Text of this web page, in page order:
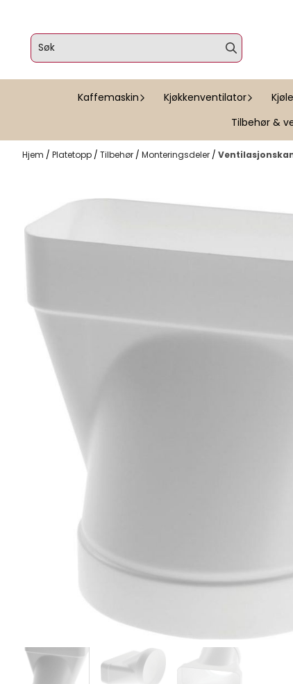
Kaffemaskin Kjøkkenventilator
Tilbehør &
Hjem / Platetopp / Tilbehør / Monteringsdeler /